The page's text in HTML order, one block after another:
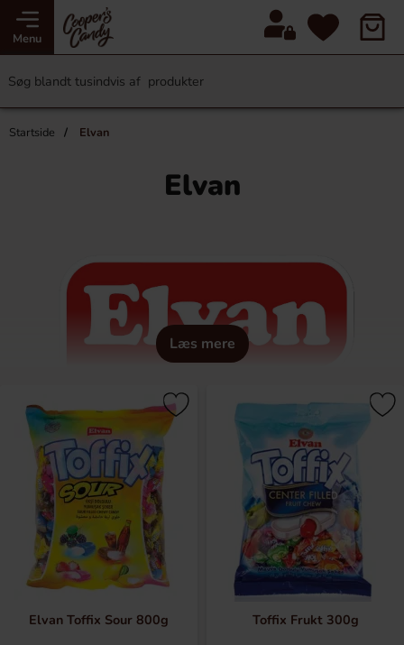
Menu
Startside Elvan
Elvan
Læs mere
Elvan er kendt for sine bløde og velsmagende karameller,
som nydes af slikelskere verden over. Med et bredt udvalg
af både klassiske og spændende smagsvarianter tilbyder
Elvan en lækker smagsoplevelse i hver eneste bid.
Den bløde konsistens og fyldige smag gør karamellerne
perfekte til både børn og voksne. Oplev Elvans populære
karameller og find din favorit blandt de mange varianter.
Elvan Toffix Sour 800g Toffix Frukt 300g